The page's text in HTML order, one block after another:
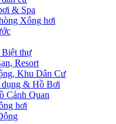
& Spa
Xông hơi
thự
Resort
Khu Dân Cư
dụng & Hồ Bơi
Cảnh Quan
hơi